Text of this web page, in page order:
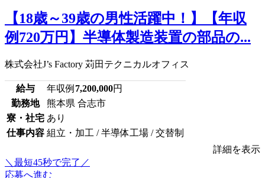
【18歳～39歳の男性活躍中！】【年収
例720万円】半導体製造装置の部品の...
株式会社J’s Factory 苅田テクニカルオフィス
給与 年収例 7,200,000円
勤務地
熊本県 合志市
寮・社宅 あり
仕事内容 組立・加工 / 半導体工場 / 交替制
詳細を表示
＼最短45秒で完了／
応募へ進む